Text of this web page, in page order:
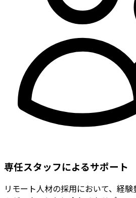
専任スタッフによるサポート
リモート人材の採用において、経